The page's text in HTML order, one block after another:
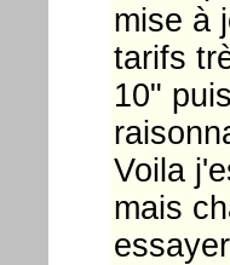
mise à
tarifs
10"
Voila
mais